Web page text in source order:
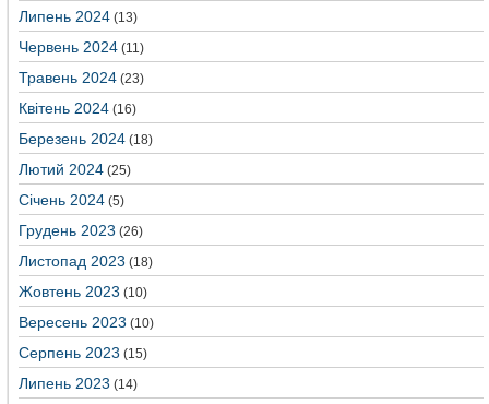
Липень 2024 (13)
Червень 2024 (11)
Травень 2024 (23)
Квітень 2024 (16)
Березень 2024 (18)
Лютий 2024 (25)
Січень 2024 (5)
Грудень 2023 (26)
Листопад 2023 (18)
Жовтень 2023 (10)
Вересень 2023 (10)
Серпень 2023 (15)
Липень 2023 (14)